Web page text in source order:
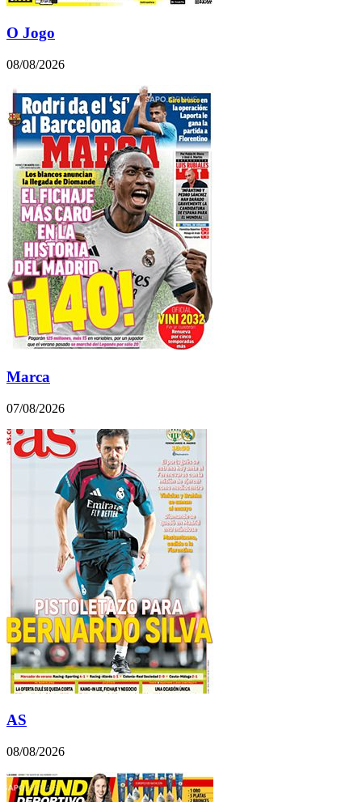
O Jogo
08/08/2026
Marca
07/08/2026
AS
08/08/2026